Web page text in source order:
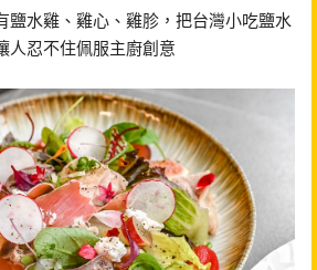
鹽水雞、雞心、雞胗，把台灣小吃鹽水
人忍不住佩服主廚創意